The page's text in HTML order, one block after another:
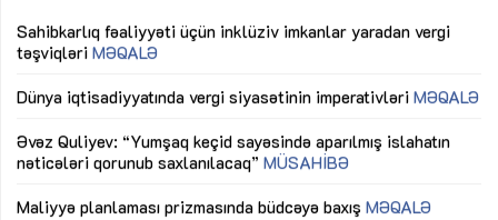
Sahibkarlıq fəaliyyəti üçün inklüziv imkanlar yaradan vergi
təşviqləri MƏQALƏ
Dünya iqtisadiyyatında vergi siyasətinin imperativləri MƏQALƏ
Əvəz Quliyev: “Yumşaq keçid sayəsində aparılmış islahatın
nəticələri qorunub saxlanılacaq” MÜSAHİBƏ
Maliyyə planlaması prizmasında büdcəyə baxış MƏQALƏ